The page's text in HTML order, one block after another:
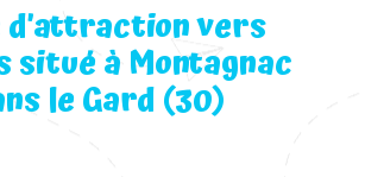
d’attraction vers
situé à Montagnac
le Gard (30)